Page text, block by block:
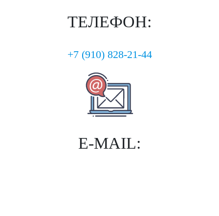
ТЕЛЕФОН:
+7 (910) 828-21-44
E-MAIL: